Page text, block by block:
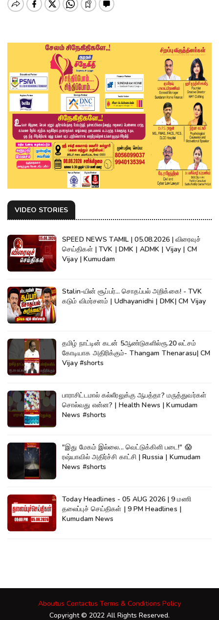
VIDEO STORIES
SPEED NEWS TAMIL | 05.08.2026 | விரைவுச்
செய்திகள் | TVK | DMK | ADMK | Vijay | CM
Vijay | Kumudam
Stalin-யின் சூப்பர்... சொதப்பல் அறிக்கை! - TVK
கடும் விமர்சனம் | Udhayanidhi | DMK| CM Vijay
தமிழ் நாட்டின் கடன் 5ஆண்டுகளில்ரூ.20 லட்சம்
கோடியாக அதிரிக்கும்- Thangam Thenarasu| CM
Vijay #shorts
பாராசிட்டமால் கல்லீரலுக்கு ஆபத்தா? மருத்துவர்கள்
சொல்வது என்ன? | Health News | Kumudam
News #shorts
"இது மேகம் இல்லை... வெட்டுக்கிளி படை!" 😱
ரஷ்யாவில் அதிர்ச்சி காட்சி | Russia | Kumudam
News #shorts
Today Headlines - 05 AUG 2026 | 9 மணி
தலைப்புச் செய்திகள் | 9 PM Headlines |
Kumudam News
Aboutus Contactus Terms & Conditions Policy
Copyright © 2022 All Rights Reserved.